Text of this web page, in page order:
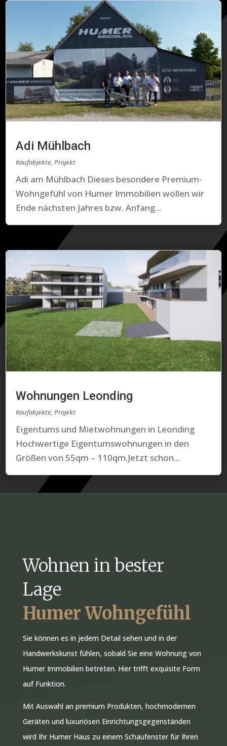
Adi Mühlbach
Kaufobjekte,Projekt
Adi am Mühlbach Dieses besondere Premium-
Wohngefühl von Humer Immobilien wollen wir
Ende nächsten Jahres bzw. Anfang...
Wohnungen Leonding
Kaufobjekte,Projekt
Eigentums und Mietwohnungen in Leonding
Hochwertige Eigentumswohnungen in den
Größen von 55qm – 110qm.Jetzt schon...
Wohnen in bester
Lage
Humer Wohngefühl
Sie können es in jedem Detail sehen und in der
Handwerkskunst fühlen, sobald Sie eine Wohnung von
Humer Immobilien betreten. Hier trifft exquisite Form
auf Funktion.
Mit Auswahl an premium Produkten, hochmodernen
Geräten und luxuriösen Einrichtungsgegenständen
wird Ihr Humer Haus zu einem Schaufenster für Ihren